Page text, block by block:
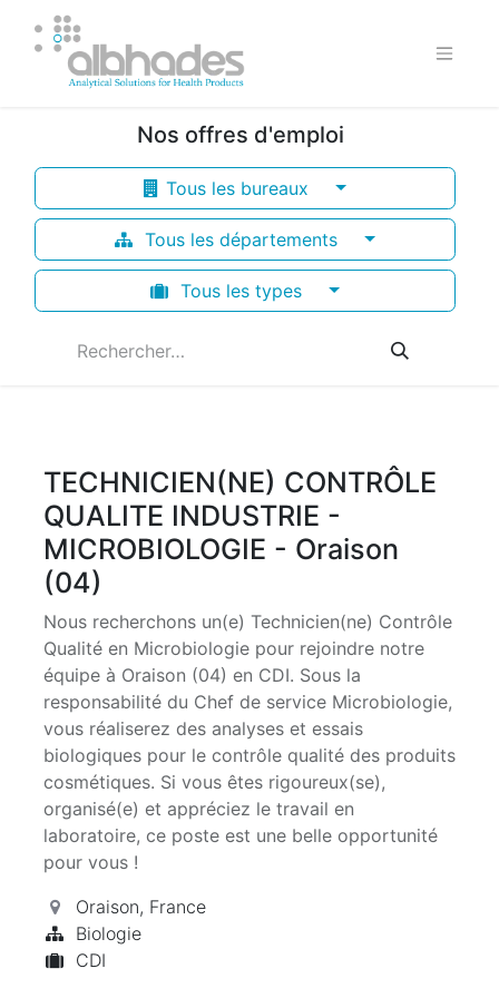
Nos offres d'emploi
Tous les bureaux
Tous les départements
Tous les types
TECHNICIEN(NE) CONTRÔLE
QUALITE INDUSTRIE -
MICROBIOLOGIE - Oraison
(04)
Nous recherchons un(e) Technicien(ne) Contrôle
Qualité en Microbiologie pour rejoindre notre
équipe à Oraison (04) en CDI. Sous la
responsabilité du Chef de service Microbiologie,
vous réaliserez des analyses et essais
biologiques pour le contrôle qualité des produits
cosmétiques. Si vous êtes rigoureux(se),
organisé(e) et appréciez le travail en
laboratoire, ce poste est une belle opportunité
pour vous !
Oraison, France
Biologie
CDI